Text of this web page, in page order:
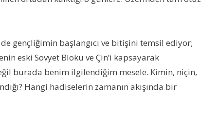
gençliğimin başlangıcı ve bitişini temsil ediyor;
eski Sovyet Bloku ve Çin’i kapsayarak
burada benim ilgilendiğim mesele. Kimin, niçin,
Hangi hadiselerin zamanın akışında bir